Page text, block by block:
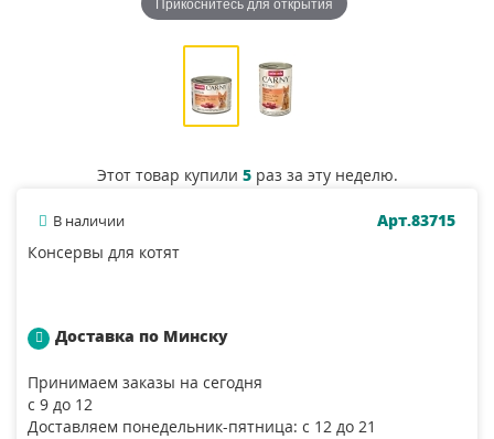
Этот товар купили 5раз за эту неделю.
В наличии
Арт.83715
Консервы для котят
Доставка по Минску
Принимаем заказы на сегодня
с 9 до 12
Доставляем понедельник-пятница: с 12 до 21